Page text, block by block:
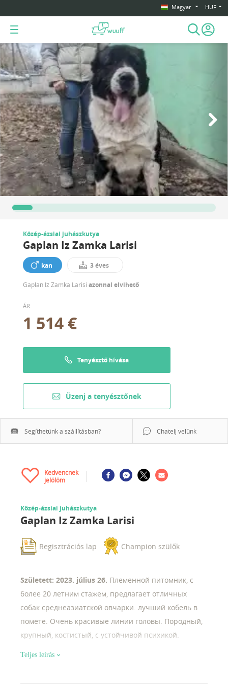
Magyar HUF
Közép-ázsiai juhászkutya
Gaplan Iz Zamka Larisi
kan 3 éves
Gaplan Iz Zamka Larisi azonnal elvihető
ÁR
1 514 €
Tenyésztő hívása
Üzenj a tenyésztőnek
Segíthetünk a szállításban? Chatelj velünk
Kedvencnek
jelölöm
Közép-ázsiai juhászkutya
Gaplan Iz Zamka Larisi
Regisztrációs lap Champion szülők
Született: 2023. július 26. Племенной питомник, с
более 20 летним стажем, предлагает отличных
собак среднеазиатской овчарки. лучший кобель в
помете. Очень красивые линии головы. Породный,
крупный, костистый, с устойчивой психикой.
Teljes leírás